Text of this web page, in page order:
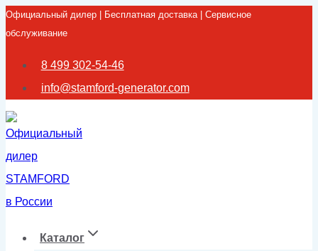
Перейти
к
содержимому
Официальный дилер | Бесплатная доставка | Сервисное
обслуживание
8 499 302-54-46
info@stamford-generator.com
Каталог